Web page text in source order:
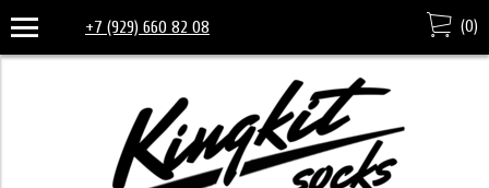
+7 (929) 660 82 08 (0)